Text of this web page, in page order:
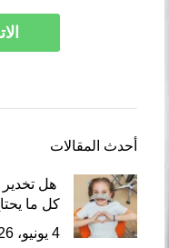
أحدث المقالات
هل تخدير
كل ما
4 يونيو، 2026